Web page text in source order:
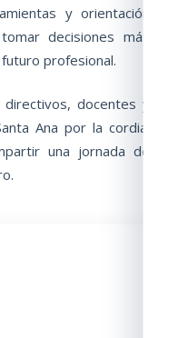
y orientación
decisiones más
profesional.
docentes y
Ana por la cordial
una jornada de